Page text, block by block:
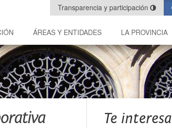
Transparencia y participación
ÁREAS Y ENTIDADES LA PROVINCIA
Te interesa